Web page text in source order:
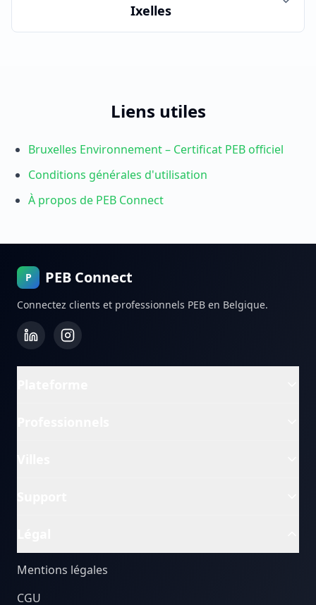
Ixelles
Liens utiles
Bruxelles Environnement – Certificat PEB officiel
Conditions générales d'utilisation
À propos de PEB Connect
P PEB Connect
Connectez clients et professionnels PEB en Belgique.
Mentions légales
CGU